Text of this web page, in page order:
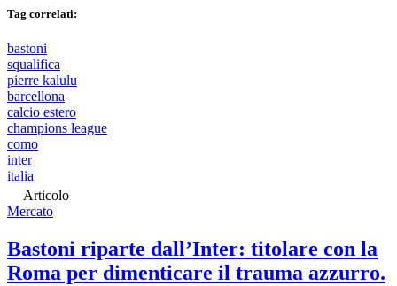
Tag correlati:
bastoni
squalifica
pierre kalulu
barcellona
calcio estero
champions league
como
inter
italia
Articolo
Mercato
Bastoni riparte dall’Inter: titolare con la
Roma per dimenticare il trauma azzurro.